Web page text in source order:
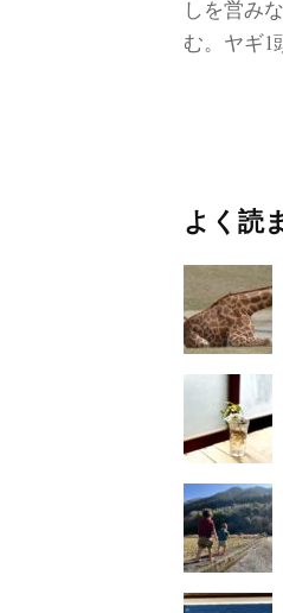
しを営み
む。ヤギ1
よく読